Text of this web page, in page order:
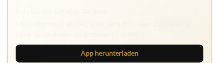
App herunterladen